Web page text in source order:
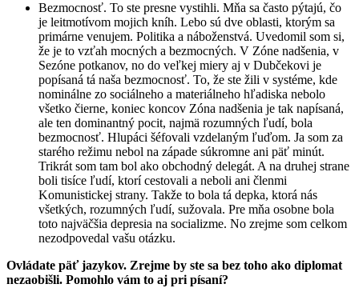
Bezmocnosť. To ste presne vystihli. Mňa sa často pýtajú, čo
je leitmotívom mojich kníh. Lebo sú dve oblasti, ktorým sa
primárne venujem. Politika a náboženstvá. Uvedomil som si,
že je to vzťah mocných a bezmocných. V Zóne nadšenia, v
Sezóne potkanov, no do veľkej miery aj v Dubčekovi je
popísaná tá naša bezmocnosť. To, že ste žili v systéme, kde
nominálne zo sociálneho a materiálneho hľadiska nebolo
všetko čierne, koniec koncov Zóna nadšenia je tak napísaná,
ale ten dominantný pocit, najmä rozumných ľudí, bola
bezmocnosť. Hlupáci šéfovali vzdelaným ľuďom. Ja som za
starého režimu nebol na západe súkromne ani päť minút.
Trikrát som tam bol ako obchodný delegát. A na druhej strane
boli tisíce ľudí, ktorí cestovali a neboli ani členmi
Komunistickej strany. Takže to bola tá depka, ktorá nás
všetkých, rozumných ľudí, sužovala. Pre mňa osobne bola
toto najväčšia depresia na socializme. No zrejme som celkom
nezodpovedal vašu otázku.
Ovládate päť jazykov. Zrejme by ste sa bez toho ako diplomat
nezaobišli. Pomohlo vám to aj pri písaní?